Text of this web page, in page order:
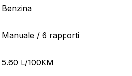
Benzina
Manuale / 6 rapporti
5.60 L/100KM